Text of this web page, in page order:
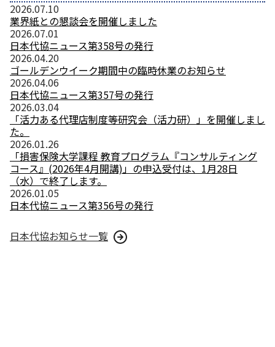
2026.07.10
業界紙との懇談会を開催しました
2026.07.01
日本代協ニュース第358号の発行
2026.04.20
ゴールデンウイーク期間中の臨時休業のお知らせ
2026.04.06
日本代協ニュース第357号の発行
2026.03.04
「活力ある代理店制度等研究会（活力研）」を開催しまし
た。
2026.01.26
「損害保険大学課程 教育プログラム『コンサルティング
コース』(2026年4月開講)」の申込受付は、1月28日
（水）で終了します。
2026.01.05
日本代協ニュース第356号の発行
日本代協お知らせ一覧